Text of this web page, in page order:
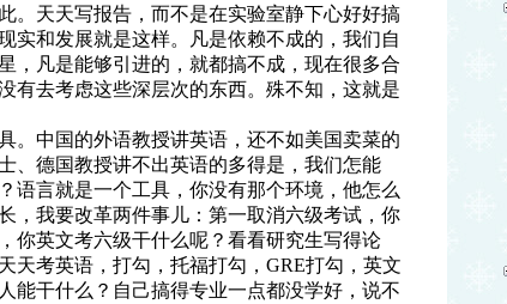
。天天写报告，而不是在实验室静下心好好搞
实和发展就是这样。凡是依赖不成的，我们自
，凡是能够引进的，就都搞不成，现在很多合
有去考虑这些深层次的东西。殊不知，这就是
。中国的外语教授讲英语，还不如美国卖菜的
、德国教授讲不出英语的多得是，我们怎能
语言就是一个工具，你没有那个环境，他怎么
，我要改革两件事儿：第一取消六级考试，你
你英文考六级干什么呢？看看研究生写得论
天考英语，打勾，托福打勾，GRE打勾，英文
能干什么？自己搞得专业一点都没学好，说不